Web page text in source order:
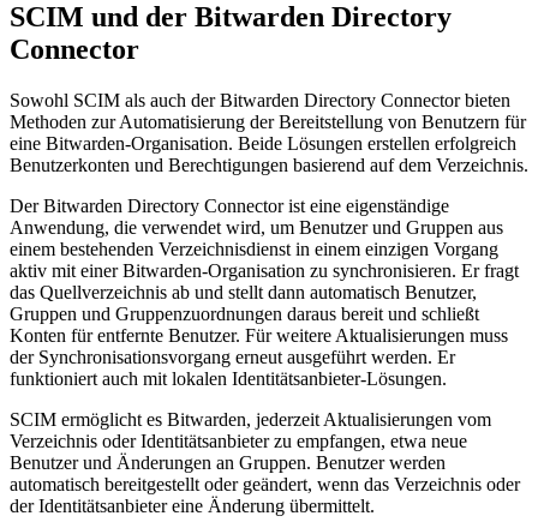
SCIM und der Bitwarden Directory
Connector
Sowohl SCIM als auch der Bitwarden Directory Connector bieten
Methoden zur Automatisierung der Bereitstellung von Benutzern für
eine Bitwarden-Organisation. Beide Lösungen erstellen erfolgreich
Benutzerkonten und Berechtigungen basierend auf dem Verzeichnis.
Der Bitwarden Directory Connector ist eine eigenständige
Anwendung, die verwendet wird, um Benutzer und Gruppen aus
einem bestehenden Verzeichnisdienst in einem einzigen Vorgang
aktiv mit einer Bitwarden-Organisation zu synchronisieren. Er fragt
das Quellverzeichnis ab und stellt dann automatisch Benutzer,
Gruppen und Gruppenzuordnungen daraus bereit und schließt
Konten für entfernte Benutzer. Für weitere Aktualisierungen muss
der Synchronisationsvorgang erneut ausgeführt werden. Er
funktioniert auch mit lokalen Identitätsanbieter-Lösungen.
SCIM ermöglicht es Bitwarden, jederzeit Aktualisierungen vom
Verzeichnis oder Identitätsanbieter zu empfangen, etwa neue
Benutzer und Änderungen an Gruppen. Benutzer werden
automatisch bereitgestellt oder geändert, wenn das Verzeichnis oder
der Identitätsanbieter eine Änderung übermittelt.